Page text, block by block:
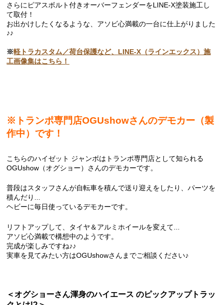
さらにピアスボルト付きオーバーフェンダーをLINE-X塗装施工し
て取付！
お出かけしたくなるような、アソビ心満載の一台に仕上がりました
♪♪
※軽トラカスタム／荷台保護など、LINE-X（ラインエックス）施
工画像集はこちら！
※トランポ専門店OGUshowさんのデモカー（製
作中）です！
こちらのハイゼット ジャンボはトランポ専門店として知られる
OGUshow（オグショー）さんのデモカーです。
普段はスタッフさんが自転車を積んで送り迎えをしたり、パーツを
積んだり...
ヘビーに毎日使っているデモカーです。
リフトアップして、タイヤ＆アルミホイールを変えて...
アソビ心満載で構想中のようです。
完成が楽しみですね♪♪
実車を見てみたい方はOGUshowさんまでご相談ください♪
＜オグショーさん渾身のハイエース のピックアップトラッ